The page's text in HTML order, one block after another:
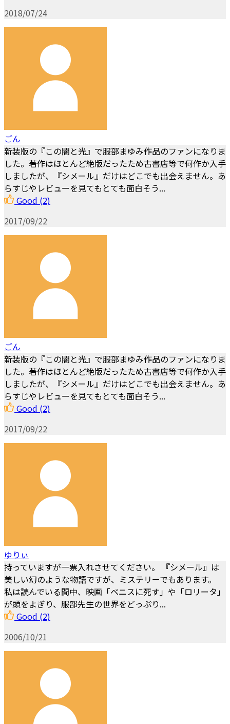
2018/07/24
ごん
新装版の『この闇と光』で服部まゆみ作品のファンになりま
した。著作はほとんど絶版だったため古書店等で何作か入手
しましたが、『シメール』だけはどこでも出会えません。あ
らすじやレビューを見てもとても面白そう...
Good (2)
2017/09/22
ごん
新装版の『この闇と光』で服部まゆみ作品のファンになりま
した。著作はほとんど絶版だったため古書店等で何作か入手
しましたが、『シメール』だけはどこでも出会えません。あ
らすじやレビューを見てもとても面白そう...
Good (2)
2017/09/22
ゆりぃ
持っていますが一票入れさせてください。 『シメール』は
美しい幻のような物語ですが、ミステリーでもあります。
私は読んでいる間中、映画「ベニスに死す」や「ロリータ」
が頭をよぎり、服部先生の世界をどっぷり...
Good (2)
2006/10/21